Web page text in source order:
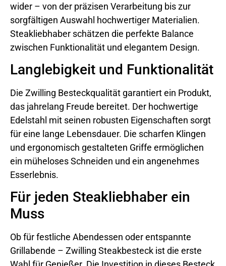
wider – von der präzisen Verarbeitung bis zur
sorgfältigen Auswahl hochwertiger Materialien.
Steakliebhaber schätzen die perfekte Balance
zwischen Funktionalität und elegantem Design.
Langlebigkeit und Funktionalität
Die Zwilling Besteckqualität garantiert ein Produkt,
das jahrelang Freude bereitet. Der hochwertige
Edelstahl mit seinen robusten Eigenschaften sorgt
für eine lange Lebensdauer. Die scharfen Klingen
und ergonomisch gestalteten Griffe ermöglichen
ein müheloses Schneiden und ein angenehmes
Esserlebnis.
Für jeden Steakliebhaber ein
Muss
Ob für festliche Abendessen oder entspannte
Grillabende – Zwilling Steakbesteck ist die erste